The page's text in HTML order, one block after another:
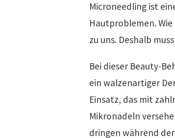
Microneedling ist
Hautproblemen.
zu uns. Deshalb
Bei dieser Beauty-
ein walzenartiger
Einsatz, das mit
Mikronadeln
dringen während